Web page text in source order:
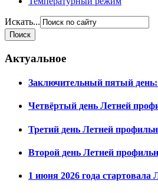
Искать...
Актуальное
Заключительный пятый
Четвёртый день Летней
Третий день Летней
Второй день Летней
1 июня 2026 года